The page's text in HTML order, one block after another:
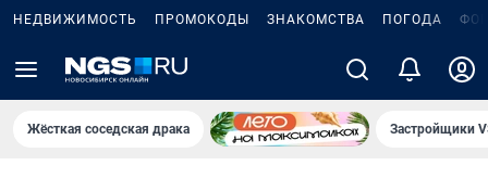
НЕДВИЖИМОСТЬ ПРОМОКОДЫ ЗНАКОМСТВА ПОГОДА
Жёсткая соседская драка Застройщики